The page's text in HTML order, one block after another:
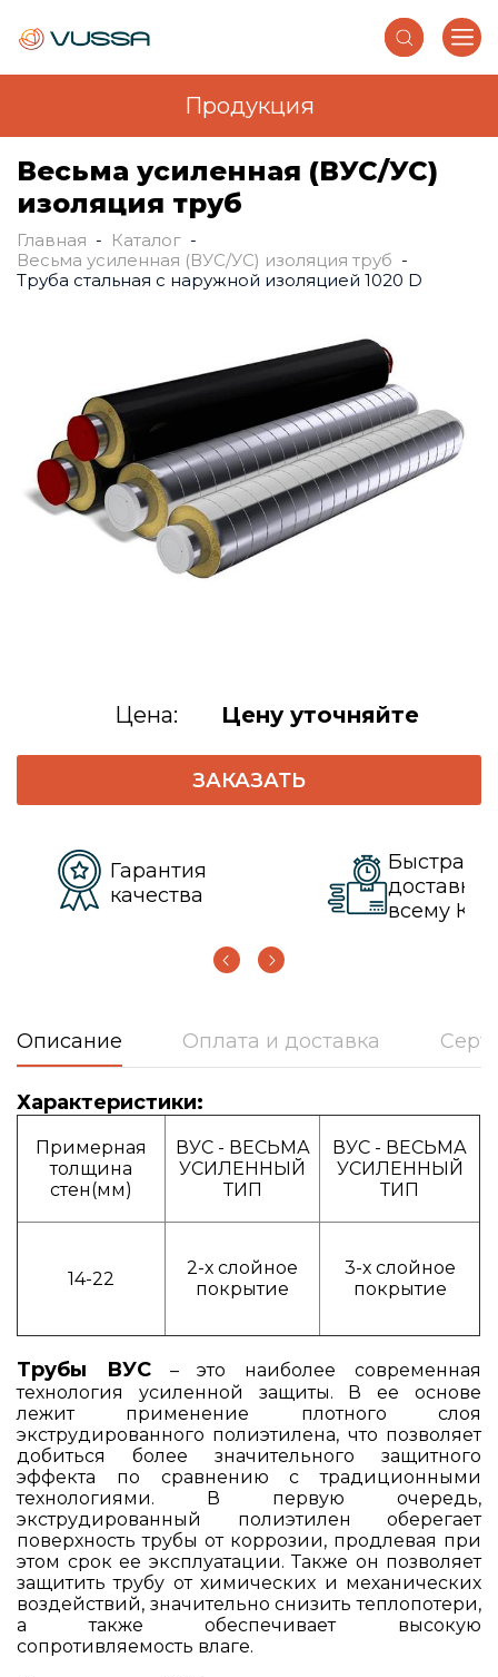
Весьма усиленная (ВУС/УС)
изоляция труб
Вы здесь
Главная - Каталог -
Весьма усиленная (ВУС/УС) изоляция труб -
Труба стальная с наружной изоляцией 1020 D
Продукция
Цена: Цену уточняйте
ЗАКАЗАТЬ
Гарантия
качества
Быстрая
доставка
всему КЗ
Описание Оплата и доставка
Характеристики:
Примерная
толщина
стен(мм)
ВУС - ВЕСЬМА
УСИЛЕННЫЙ
ТИП
ВУС - ВЕСЬМА
УСИЛЕННЫЙ
ТИП
14-22
2-х слойное
покрытие
3-х слойное
покрытие
Трубы ВУС– это наиболее современная
технология усиленной защиты. В ее основе
лежит применение плотного слоя
экструдированного полиэтилена, что позволяет
добиться более значительного защитного
эффекта по сравнению с традиционными
технологиями. В первую очередь,
экструдированный полиэтилен оберегает
поверхность трубы от коррозии, продлевая при
этом срок ее эксплуатации. Также он позволяет
защитить трубу от химических и механических
воздействий, значительно снизить теплопотери,
а также обеспечивает высокую
сопротивляемость влаге.